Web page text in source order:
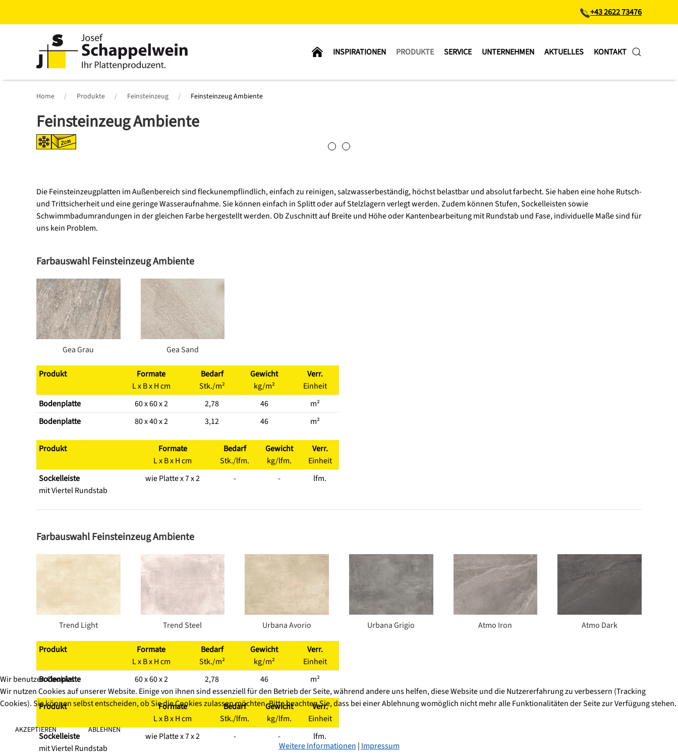
Hauptinhalt
springen
+43 2622 73476
INSPIRATIONEN PRODUKTE SERVICE UNTERNEHMEN AKTUELLES KONTAKT
Home Produkte Feinsteinzeug Feinsteinzeug Ambiente
Feinsteinzeug Ambiente
Die Feinsteinzeugplatten im Außenbereich sind fleckunempflindlich, einfach zu reinigen, salzwasserbeständig, höchst belastbar und absolut farbecht. Sie haben eine hohe Rutsch-
und Trittsicherheit und eine geringe Wasseraufnahme. Sie können einfach in Splitt oder auf Stelzlagern verlegt werden. Zudem können Stufen, Sockelleisten sowie
Schwimmbadumrandungen in der gleichen Farbe hergestellt werden. Ob Zuschnitt auf Breite und Höhe oder Kantenbearbeitung mit Rundstab und Fase, individuelle Maße sind für
uns kein Problem.
Farbauswahl Feinsteinzeug Ambiente
Gea Grau Gea Sand
Produkt
Formate
L x B x H cm
Bedarf
Stk./m²
Gewicht
kg/m²
Verr.
Einheit
Bodenplatte
60 x 60 x 2 2,78 46
m²
Bodenplatte
80 x 40 x 2 3,12 46 m²
Produkt
Formate
L x B x H cm
Bedarf
Stk./lfm.
Gewicht
kg/lfm.
Verr.
Einheit
Sockelleiste
mit Viertel Rundstab
wie Platte x 7 x 2 - - lfm.
Farbauswahl Feinsteinzeug Ambiente
Trend Light Trend Steel Urbana Avorio Urbana Grigio Atmo Iron Atmo Dark
Produkt
Formate
L x B x H cm
Bedarf
Stk./m²
Gewicht
kg/m²
Verr.
Einheit
Bodenplatte
60 x 60 x 2 2,78 46 m²
Produkt
Formate
L x B x H cm
Bedarf
Stk./lfm.
Gewicht
kg/lfm.
Verr.
Einheit
Sockelleiste
mit Viertel Rundstab
wie Platte x 7 x 2 - - lfm.
Wir benutzen Cookies
Wir nutzen Cookies auf unserer Website. Einige von ihnen sind essenziell für den Betrieb der Seite, während andere uns helfen, diese Website und die Nutzererfahrung zu verbessern (Tracking
Cookies). Sie können selbst entscheiden, ob Sie die Cookies zulassen möchten. Bitte beachten Sie, dass bei einer Ablehnung womöglich nicht mehr alle Funktionalitäten der Seite zur Verfügung stehen.
AKZEPTIEREN ABLEHNEN
Weitere Informationen | Impressum